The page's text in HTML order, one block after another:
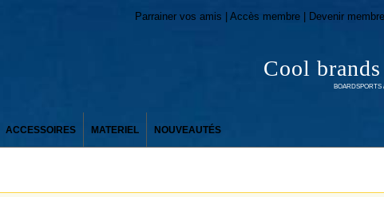
Cool
Parrainer vos amis | Accès membre | Devenir membre
ACCESSOIRES MATERIEL NOUVEAUTÉS